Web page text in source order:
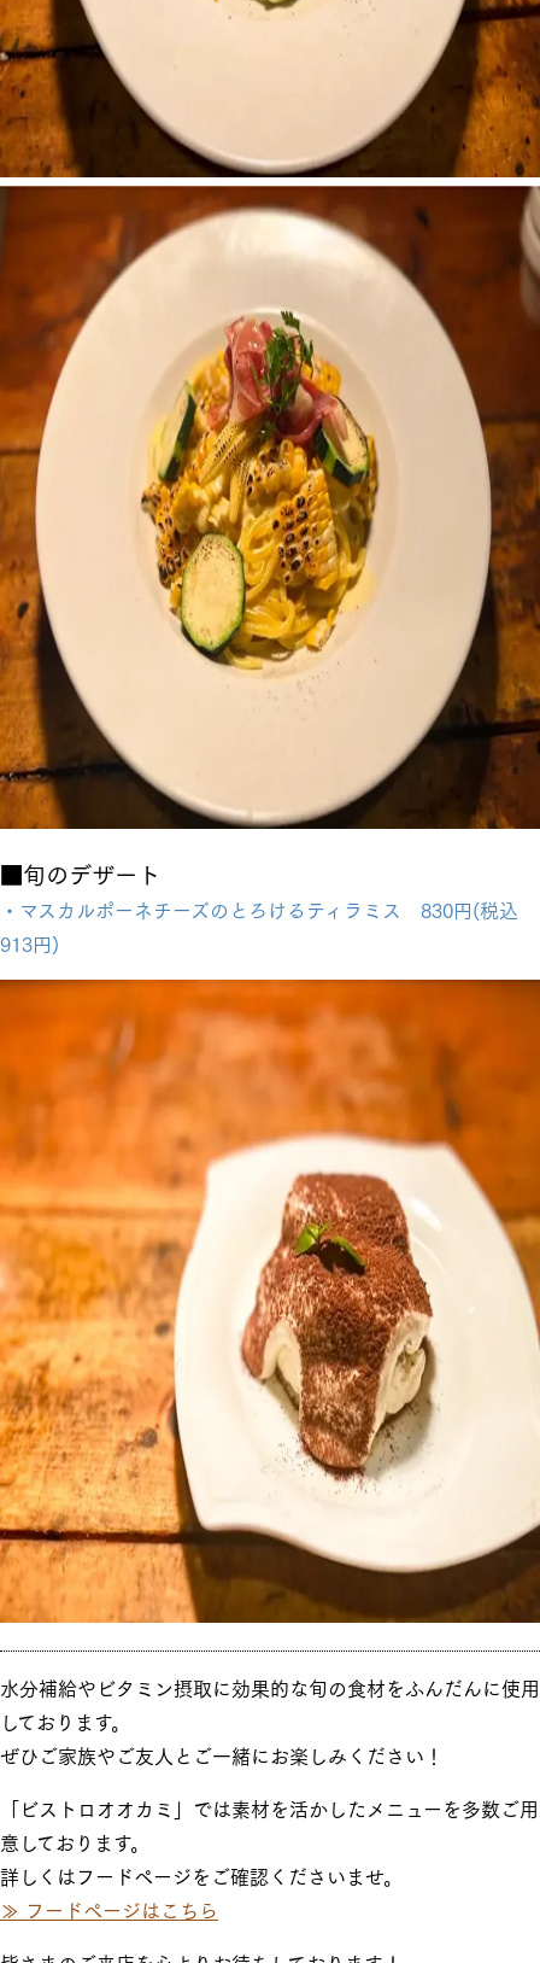
■旬のデザート
・マスカルポーネチーズのとろけるティラミス 830円(税込
913円)
水分補給やビタミン摂取に効果的な旬の食材をふんだんに使用
しております。
ぜひご家族やご友人とご一緒にお楽しみください！
「ビストロオオカミ」では素材を活かしたメニューを多数ご用
意しております。
詳しくはフードページをご確認くださいませ。
≫ フードページはこちら